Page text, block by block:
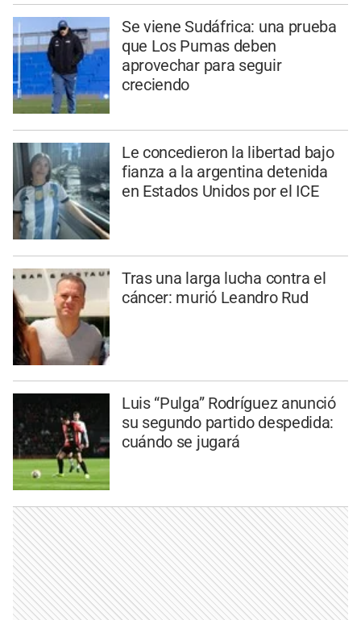
Se viene Sudáfrica: una prueba
que Los Pumas deben
aprovechar para seguir
creciendo
Le concedieron la libertad bajo
fianza a la argentina detenida
en Estados Unidos por el ICE
Tras una larga lucha contra el
cáncer: murió Leandro Rud
Luis “Pulga” Rodríguez anunció
su segundo partido despedida:
cuándo se jugará